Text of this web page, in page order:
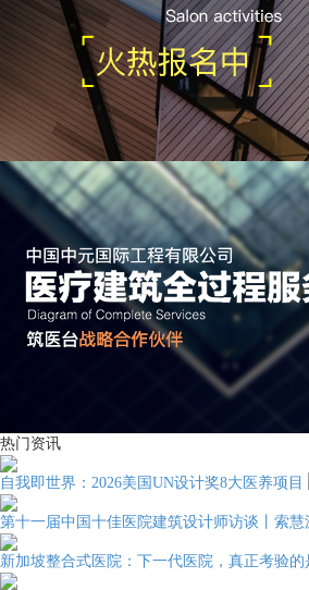
热门资讯
自我即世界：2026美国UN设计奖8大医养项目
第十一届中国十佳医院建筑设计师访谈丨索
新加坡整合式医院：下一代医院，真正考验的